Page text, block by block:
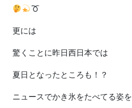
更には
驚くことに昨日西日本では
夏日となったところも！？
ニュースでかき氷をたべてる姿を